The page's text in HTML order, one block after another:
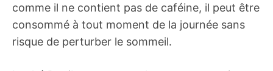
comme il ne contient pas de caféine, il peut être
consommé à tout moment de la journée sans
risque de perturber le sommeil.